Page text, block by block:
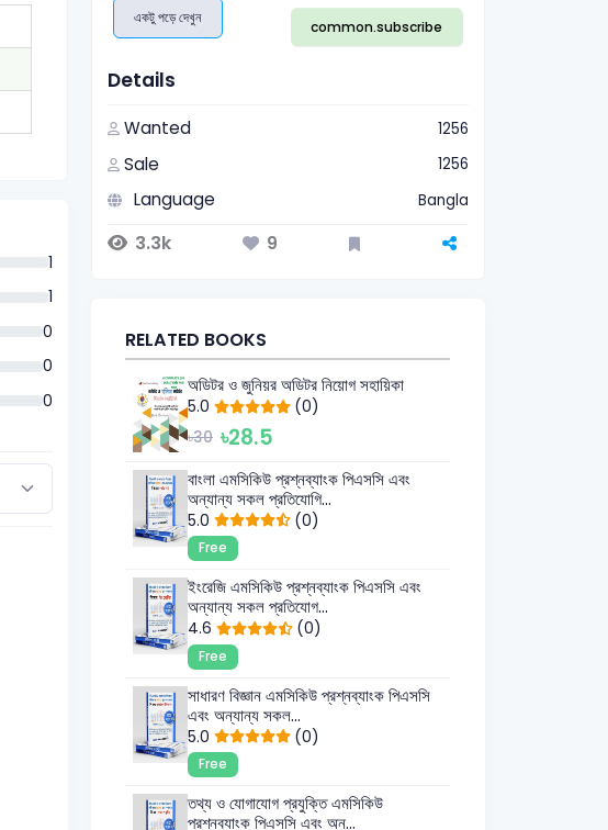
একটু পড়ে দেখুন
common.subscribe
Details
Wanted 1256
Sale 1256
Language Bangla
3.3k 9
RELATED BOOKS
অডিটর ও জুনিয়র অডিটর নিয়োগ সহায়িকা
5.0 (0)
৳30 ৳28.5
বাংলা এমসিকিউ প্রশ্নব্যাংক পিএসসি এবং
অন্যান্য সকল প্রতিযোগি...
5.0 (0)
Free
ইংরেজি এমসিকিউ প্রশ্নব্যাংক পিএসসি এবং
অন্যান্য সকল প্রতিযোগ...
4.6 (0)
Free
সাধারণ বিজ্ঞান এমসিকিউ প্রশ্নব্যাংক পিএসসি
এবং অন্যান্য সকল...
5.0 (0)
Free
তথ্য ও যোগাযোগ প্রযুক্তি এমসিকিউ
প্রশ্নব্যাংক পিএসসি এবং অন্...
1
1
0
0
0